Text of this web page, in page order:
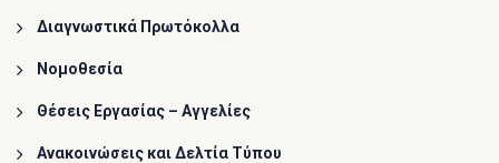
Διαγνωστικά Πρωτόκολλα
Νομοθεσία
Θέσεις Εργασίας – Αγγελίες
Ανακοινώσεις και Δελτία Τύπου